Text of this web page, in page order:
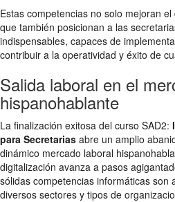
Estas competencias no solo mejoran
que también posicionan a las
indispensables, capaces de
contribuir a la operatividad y éxito de
Salida laboral en el
hispanohablante
La finalización exitosa del curso SAD2:
para Secretarias abre un amplio
dinámico mercado laboral
digitalización avanza a pasos
sólidas competencias informáticas son
diversos sectores y tipos de